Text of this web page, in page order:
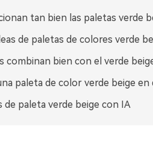
tan bien las paletas verde
de paletas de colores verde
combinan bien con el verde
paleta de color verde beige en
de paleta verde beige con IA